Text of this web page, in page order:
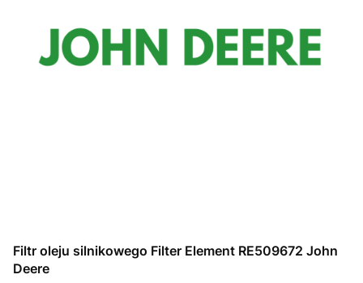
Filtr oleju silnikowego Filter Element RE509672 John
Deere